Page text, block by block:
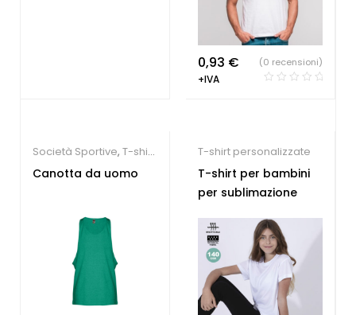
0,93 €
+IVA
(0 recensioni)
Società Sportive, T-shirt
personalizzate
Canotta da uomo
T-shirt personalizzate
T-shirt per bambini
per sublimazione